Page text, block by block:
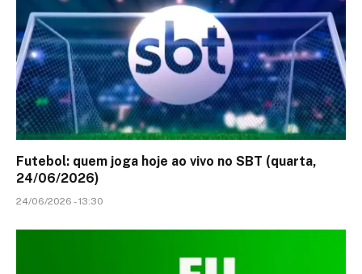
Futebol: quem joga hoje ao vivo no SBT (quarta,
24/06/2026)
24/06/2026 - 13:30